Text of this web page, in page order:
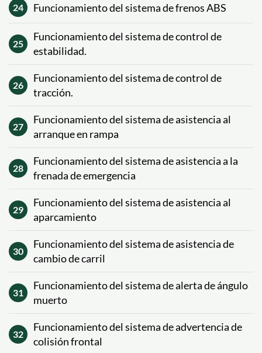
24 Funcionamiento del sistema de frenos ABS
25
Funcionamiento del sistema de control de
estabilidad.
26
Funcionamiento del sistema de control de
tracción.
27
Funcionamiento del sistema de asistencia al
arranque en rampa
28
Funcionamiento del sistema de asistencia a la
frenada de emergencia
29
Funcionamiento del sistema de asistencia al
aparcamiento
30
Funcionamiento del sistema de asistencia de
cambio de carril
31
Funcionamiento del sistema de alerta de ángulo
muerto
32
Funcionamiento del sistema de advertencia de
colisión frontal